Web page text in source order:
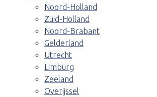
Noord-Holland
Zuid-Holland
Noord-Brabant
Gelderland
Utrecht
Limburg
Zeeland
Overijssel